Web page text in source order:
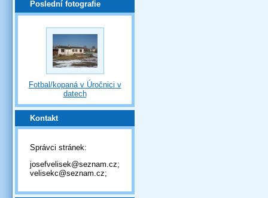
Poslední fotografie
Fotbal/kopaná v Úročnici v
datech
Kontakt
Správci stránek:
josefvelisek@seznam.cz;
velisekc@seznam.cz;